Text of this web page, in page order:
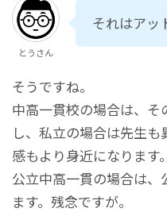
とうさん
それはアッ
そうですね。
中高一貫校の場合は、
し、私立の場合は先生
感もより身近になります。
公立中高一貫の場合は、
ます。残念ですが。